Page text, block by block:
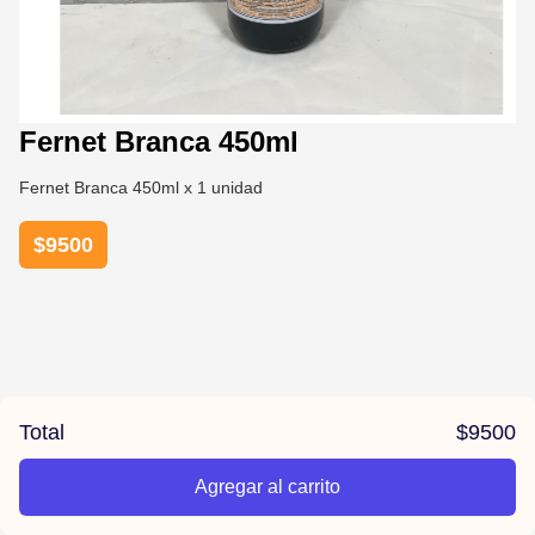
Fernet Branca 450ml
Fernet Branca 450ml x 1 unidad
$9500
Total $9500
Agregar al carrito
/la-previa-fuentes/product/678119530fd7097746660f49/